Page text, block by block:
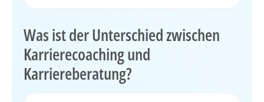
Was ist der Unterschied zwischen
Karrierecoaching und
Karriereberatung?